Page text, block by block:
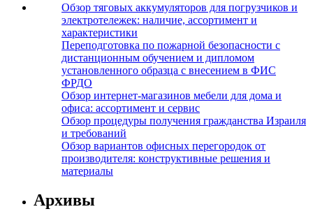
Обзор тяговых аккумуляторов для погрузчиков и
электротележек: наличие, ассортимент и
характеристики
Переподготовка по пожарной безопасности с
дистанционным обучением и дипломом
установленного образца с внесением в ФИС
ФРДО
Обзор интернет-магазинов мебели для дома и
офиса: ассортимент и сервис
Обзор процедуры получения гражданства Израиля
и требований
Обзор вариантов офисных перегородок от
производителя: конструктивные решения и
материалы
Архивы